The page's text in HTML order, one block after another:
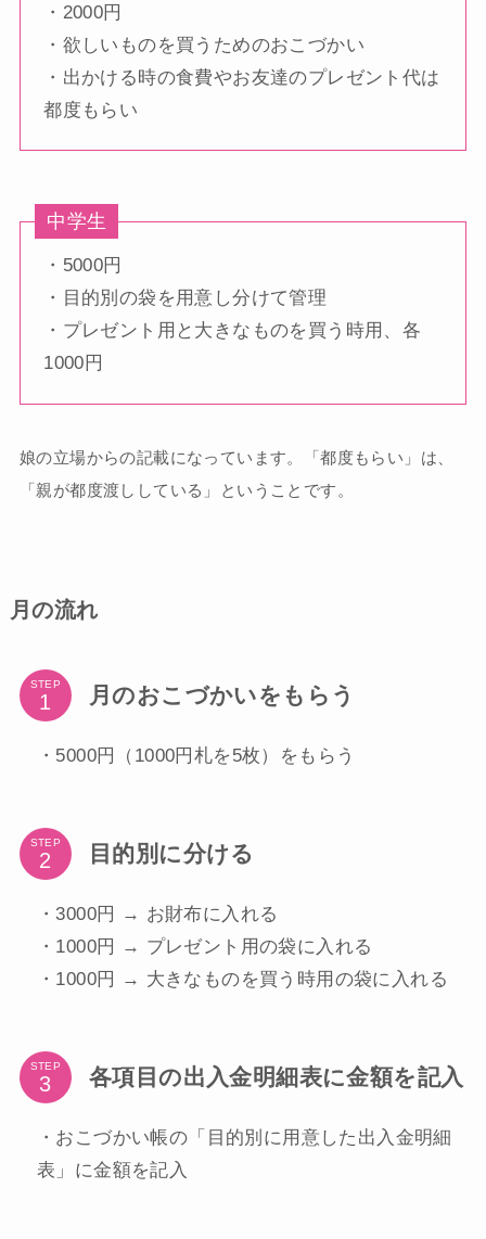
・2000円
・欲しいものを買うためのおこづかい
・出かける時の食費やお友達のプレゼント代は
都度もらい
中学生
・5000円
・目的別の袋を用意し分けて管理
・プレゼント用と大きなものを買う時用、各
1000円
娘の立場からの記載になっています。「都度もらい」は、
「親が都度渡ししている」ということです。
月の流れ
STEP 月のおこづかいをもらう
・5000円（1000円札を5枚）をもらう
STEP 目的別に分ける
・3000円 → お財布に入れる
・1000円 → プレゼント用の袋に入れる
・1000円 → 大きなものを買う時用の袋に入れる
STEP 各項目の出入金明細表に金額を記入
・おこづかい帳の「目的別に用意した出入金明細
表」に金額を記入